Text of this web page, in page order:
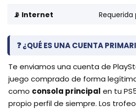
📡 Internet Requerida
❓ ¿QUÉ ES UNA CUENTA
Te enviamos una cuenta de
juego comprado de forma
como consola principal en tu
propio perfil de siempre. Los